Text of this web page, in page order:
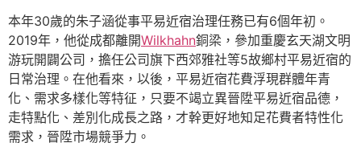
本年30歲的朱子涵從事平易近宿治理任務已有6個年初。
2019年，他從成都離開Wilkhahn銅梁，參加重慶玄天湖文明
游玩開闢公司，擔任公司旗下西郊雅社等5故鄉村平易近宿的
日常治理。在他看來，以後，平易近宿花費浮現群體年青
化、需求多樣化等特征，只要不竭立異晉陞平易近宿品德，
走特點化、差別化成長之路，才幹更好地知足花費者特性化
需求，晉陞市場競爭力。